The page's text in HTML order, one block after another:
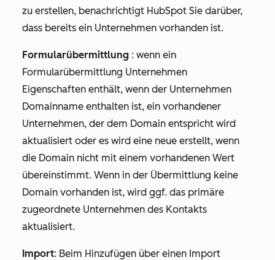
zu erstellen, benachrichtigt HubSpot Sie darüber,
dass bereits ein Unternehmen vorhanden ist.
Formularübermittlung : wenn ein
Formularübermittlung Unternehmen
Eigenschaften enthält, wenn der Unternehmen
Domainname enthalten ist, ein vorhandener
Unternehmen, der dem Domain entspricht wird
aktualisiert oder es wird eine neue erstellt, wenn
die Domain nicht mit einem vorhandenen Wert
übereinstimmt. Wenn in der Übermittlung keine
Domain vorhanden ist, wird ggf. das primäre
zugeordnete Unternehmen des Kontakts
aktualisiert.
Import: Beim Hinzufügen über einen Import